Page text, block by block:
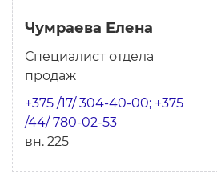
Чумраева Елена
Специалист отдела
продаж
+375 /17/ 304-40-00; +375
/44/ 780-02-53
вн. 225